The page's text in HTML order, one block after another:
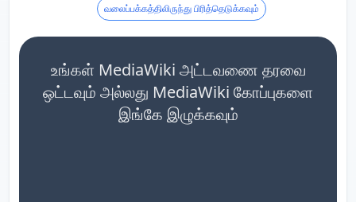
வலைப்பக்கத்திலிருந்து பிரித்தெடுக்கவும்
உங்கள் MediaWiki அட்டவணை தரவை
ஒட்டவும் அல்லது MediaWiki கோப்புகளை
இங்கே இழுக்கவும்